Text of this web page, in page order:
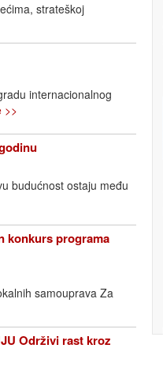
strateškoj
internacionalnog
>>
budućnost ostaju među
konkurs programa
samouprava Za
Održivi rast kroz